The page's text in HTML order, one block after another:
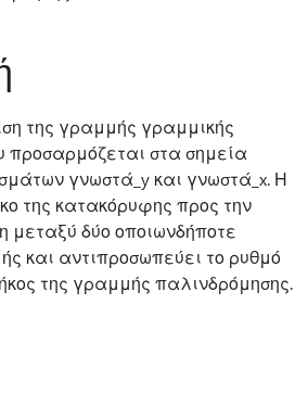
της γραμμής γραμμικής
προσαρμόζεται στα σημεία
γνωστά_y και γνωστά_x. Η
της κατακόρυφης προς την
μεταξύ δύο οποιωνδήποτε
και αντιπροσωπεύει το ρυθμό
της γραμμής παλινδρόμησης.